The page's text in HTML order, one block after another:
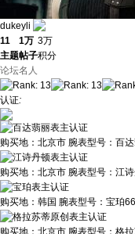
dukeyli
11
主题
1万
帖子
3万
积分
论坛名人
认证:
购买地： 北京市 腕表型号： 百
购买地： 北京市 腕表型号： 江
购买地： 韩国 腕表型号： 宝珀
购买地： 北京市 腕表型号： 格